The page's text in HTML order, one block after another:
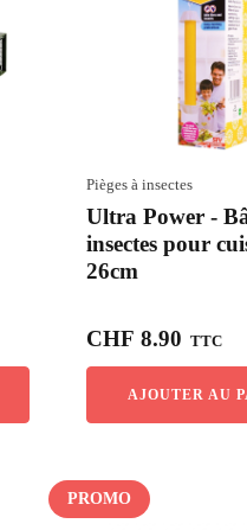
Pièges à insectes
Ultra Power -
insectes pour
26cm
CHF 8.90 TTC
AJOUTER AU
PROMO